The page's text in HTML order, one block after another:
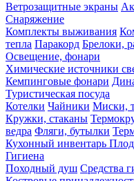
Ветрозащитные экраны
Снаряжение
Комплекты выживания
тепла Паракорд Брелоки,
Освещение, фонари
Химические источники
Кемпинговые фонари
Туристическая посуда
Котелки Чайники Миски,
Кружки, стаканы
ведра Фляги, бутылки
Кухонный инвентарь
Гигиена
Походный душ Средства